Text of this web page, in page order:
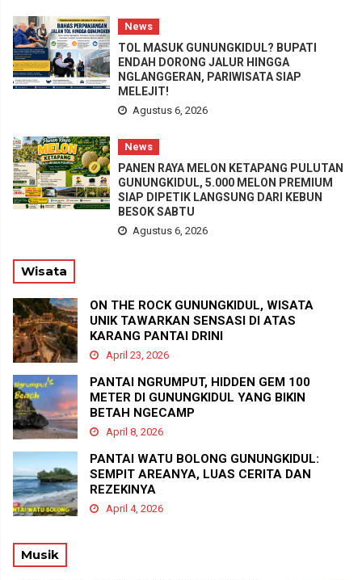
News
TOL MASUK GUNUNGKIDUL? BUPATI
ENDAH DORONG JALUR HINGGA
NGLANGGERAN, PARIWISATA SIAP
MELEJIT!
Agustus 6, 2026
News
PANEN RAYA MELON KETAPANG PULUTAN
GUNUNGKIDUL, 5.000 MELON PREMIUM
SIAP DIPETIK LANGSUNG DARI KEBUN
BESOK SABTU
Agustus 6, 2026
Wisata
ON THE ROCK GUNUNGKIDUL, WISATA
UNIK TAWARKAN SENSASI DI ATAS
KARANG PANTAI DRINI
April 23, 2026
PANTAI NGRUMPUT, HIDDEN GEM 100
METER DI GUNUNGKIDUL YANG BIKIN
BETAH NGECAMP
April 8, 2026
PANTAI WATU BOLONG GUNUNGKIDUL:
SEMPIT AREANYA, LUAS CERITA DAN
REZEKINYA
April 4, 2026
Musik